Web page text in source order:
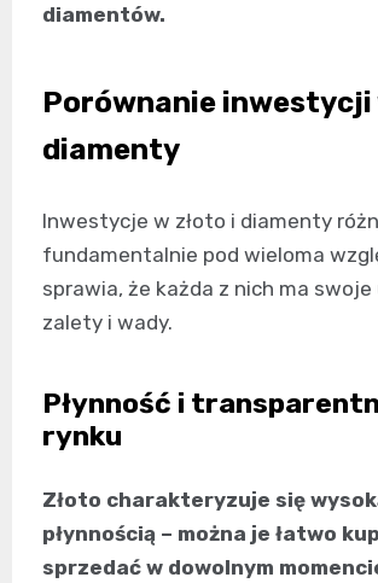
diamentów.
Porównanie inwestycji
diamenty
Inwestycje w złoto i diamenty
fundamentalnie pod wieloma
sprawia, że każda z nich ma swoje
zalety i wady.
Płynność i
rynku
Złoto charakteryzuje się
płynnością – można je łatwo
sprzedać w dowolnym